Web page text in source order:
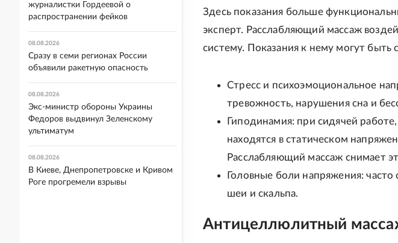
Здесь показания больше
эксперт. Расслабляющий массаж
систему. Показания к нему могут
Стресс и психоэмоциональное
тревожность, нарушения сна и
Гиподинамия: при сидячей
находятся в статическом
Расслабляющий массаж снимает
Головные боли напряжения:
шеи и скальпа.
Антицеллюлитный
журналистки Гордеевой о
распространении фейков
08.08.2026
Сразу в семи регионах России
объявили ракетную опасность
08.08.2026
Экс-министр обороны Украины
Федоров выдвинул Зеленскому
ультиматум
08.08.2026
В Киеве, Днепропетровске и Кривом
Роге прогремели взрывы